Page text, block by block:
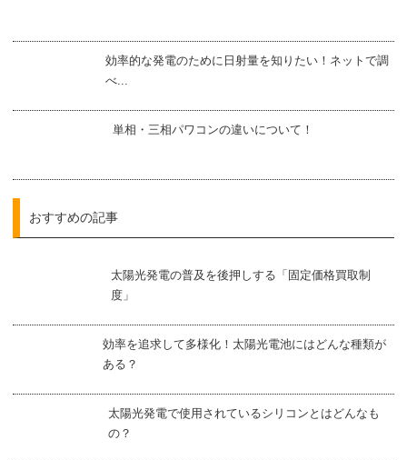
効率的な発電のために日射量を知りたい！ネットで調
べ...
単相・三相パワコンの違いについて！
おすすめの記事
太陽光発電の普及を後押しする「固定価格買取制
度」
効率を追求して多様化！太陽光電池にはどんな種類が
ある？
太陽光発電で使用されているシリコンとはどんなも
の？